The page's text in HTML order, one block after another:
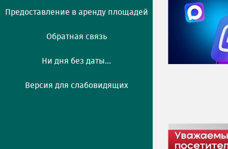
Предоставление в аренду площадей
Обратная связь
Ни дня без даты...
Версия для слабовидящих